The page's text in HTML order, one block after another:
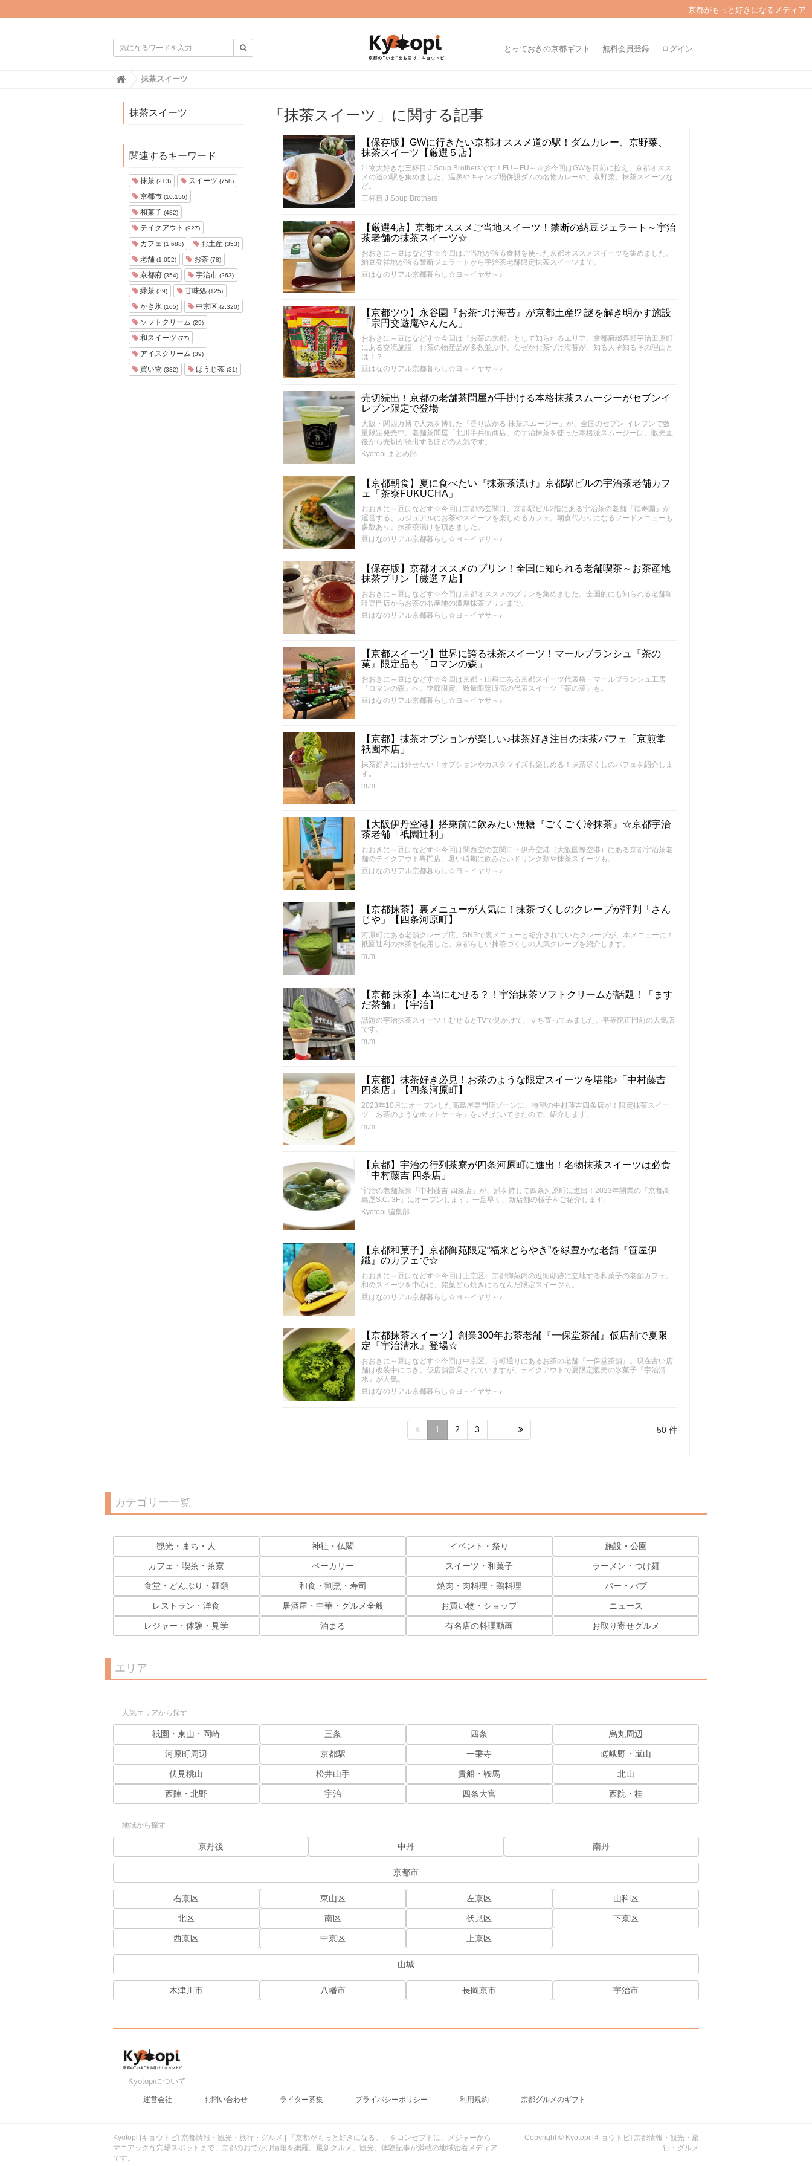
京都がもっと好きになるメディア
とっておきの京都ギフト 無料会員登録 ログイン
H
抹茶スイーツ
抹茶スイーツ
関連するキーワード
抹茶 (213) スイーツ (758)
京都市 (10,156)
和菓子 (482)
テイクアウト (927)
カフェ (1,688) お土産 (353)
老舗 (1,052) お茶 (78)
京都府 (354) 宇治市 (263)
緑茶 (39) 甘味処 (125)
かき氷 (105) 中京区 (2,320)
ソフトクリーム (29)
和スイーツ (77)
アイスクリーム (39)
買い物 (332) ほうじ茶 (31)
「抹茶スイーツ」に関する記事
【保存版】GWに行きたい京都オススメ道の駅！ダムカレー、京野菜、
抹茶スイーツ【厳選５店】
汁物大好きな三杯目 J Soup Brothersです！FU～FU～☆彡今回はGWを目前に控え、京都オスス
メの道の駅を集めました。温泉やキャンプ場併設ダムの名物カレーや、京野菜、抹茶スイーツな
ど。
三杯目 J Soup Brothers
【厳選4店】京都オススメご当地スイーツ！禁断の納豆ジェラート～宇治
茶老舗の抹茶スイーツ☆
おおきに～豆はなどす☆今回はご当地が誇る食材を使った京都オススメスイーツを集めました。
納豆発祥地が誇る禁断ジェラートから宇治茶老舗限定抹茶スイーツまで。
豆はなのリアル京都暮らし☆ヨ～イヤサ～♪
【京都ツウ】永谷園『お茶づけ海苔』が京都土産!? 謎を解き明かす施設
「宗円交遊庵やんたん」
おおきに～豆はなどす☆今回は『お茶の京都』として知られるエリア、京都府綴喜郡宇治田原町
にある交流施設。お茶の物産品が多数並ぶ中、なぜかお茶づけ海苔が。知る人ぞ知るその理由と
は！？
豆はなのリアル京都暮らし☆ヨ～イヤサ～♪
売切続出！京都の老舗茶問屋が手掛ける本格抹茶スムージーがセブンイ
レブン限定で登場
大阪・関西万博で人気を博した『香り広がる 抹茶スムージー』が、全国のセブン‐イレブンで数
量限定発売中。老舗茶問屋「北川半兵衞商店」の宇治抹茶を使った本格派スムージーは、販売直
後から売切が続出するほどの人気です。
Kyotopi まとめ部
【京都朝食】夏に食べたい『抹茶茶漬け』京都駅ビルの宇治茶老舗カフ
ェ「茶寮FUKUCHA」
おおきに～豆はなどす☆今回は京都の玄関口、京都駅ビル2階にある宇治茶の老舗『福寿園』が
運営する、カジュアルにお茶やスイーツを楽しめるカフェ。朝食代わりになるフードメニューも
多数あり、抹茶茶漬けを頂きました。
豆はなのリアル京都暮らし☆ヨ～イヤサ～♪
【保存版】京都オススメのプリン！全国に知られる老舗喫茶～お茶産地
抹茶プリン【厳選７店】
おおきに～豆はなどす☆今回は京都オススメのプリンを集めました。全国的にも知られる老舗珈
琲専門店からお茶の名産地の濃厚抹茶プリンまで。
豆はなのリアル京都暮らし☆ヨ～イヤサ～♪
【京都スイーツ】世界に誇る抹茶スイーツ！マールブランシュ『茶の
菓』限定品も「ロマンの森」
おおきに～豆はなどす☆今回は京都・山科にある京都スイーツ代表格・マールブランシュ工房
『ロマンの森』へ。季節限定、数量限定販売の代表スイーツ『茶の菓』も。
豆はなのリアル京都暮らし☆ヨ～イヤサ～♪
【京都】抹茶オプションが楽しい♪抹茶好き注目の抹茶パフェ「京煎堂
祇園本店」
抹茶好きには外せない！オプションやカスタマイズも楽しめる！抹茶尽くしのパフェを紹介しま
す。
m.m
【大阪伊丹空港】搭乗前に飲みたい無糖『ごくごく冷抹茶』☆京都宇治
茶老舗「祇園辻利」
おおきに～豆はなどす☆今回は関西空の玄関口・伊丹空港（大阪国際空港）にある京都宇治茶老
舗のテイクアウト専門店。暑い時期に飲みたいドリンク類や抹茶スイーツも。
豆はなのリアル京都暮らし☆ヨ～イヤサ～♪
【京都抹茶】裏メニューが人気に！抹茶づくしのクレープが評判「さん
じや」【四条河原町】
河原町にある老舗クレープ店。SNSで裏メニューと紹介されていたクレープが、本メニューに！
祇園辻利の抹茶を使用した、京都らしい抹茶づくしの人気クレープを紹介します。
m.m
【京都 抹茶】本当にむせる？！宇治抹茶ソフトクリームが話題！「ます
だ茶舗」【宇治】
話題の宇治抹茶スイーツ！むせるとTVで見かけて、立ち寄ってみました。平等院正門前の人気店
です。
m.m
【京都】抹茶好き必見！お茶のような限定スイーツを堪能♪「中村藤吉
四条店」【四条河原町】
2023年10月にオープンした高島屋専門店ゾーンに、待望の中村藤吉四条店が！限定抹茶スイー
ツ「お茶のようなホットケーキ」をいただいてきたので、紹介します。
m.m
【京都】宇治の行列茶寮が四条河原町に進出！名物抹茶スイーツは必食
「中村藤吉 四条店」
宇治の老舗茶寮「中村藤吉 四条店」が、満を持して四条河原町に進出！2023年開業の「京都高
島屋S.C. 3F」にオープンします。一足早く、新店舗の様子をご紹介します。
Kyotopi 編集部
【京都和菓子】京都御苑限定“福来どらやき”を緑豊かな老舗『笹屋伊
織』のカフェで☆
おおきに～豆はなどす☆今回は上京区、京都御苑内の近衛邸跡に立地する和菓子の老舗カフェ。
和のスイーツを中心に、銘菓どら焼きにちなんだ限定スイーツも。
豆はなのリアル京都暮らし☆ヨ～イヤサ～♪
【京都抹茶スイーツ】創業300年お茶老舗『一保堂茶舗』仮店舗で夏限
定『宇治清水』登場☆
おおきに～豆はなどす☆今回は中京区、寺町通りにあるお茶の老舗『一保堂茶舗』。現在古い店
舗は改装中につき、仮店舗営業されていますが、テイクアウトで夏限定販売の氷菓子『宇治清
水』が人気。
豆はなのリアル京都暮らし☆ヨ～イヤサ～♪
50 件
1 2 3
カテゴリー一覧
観光・まち・人 神社・仏閣 イベント・祭り 施設・公園
カフェ・喫茶・茶寮 ベーカリー スイーツ・和菓子 ラーメン・つけ麺
食堂・どんぶり・麺類 和食・割烹・寿司 焼肉・肉料理・鶏料理 バー・パブ
レストラン・洋食 居酒屋・中華・グルメ全般 お買い物・ショップ ニュース
レジャー・体験・見学 泊まる 有名店の料理動画 お取り寄せグルメ
エリア
人気エリアから探す
祇園・東山・岡崎 三条 四条 烏丸周辺
河原町周辺 京都駅 一乗寺 嵯峨野・嵐山
伏見桃山 松井山手 貴船・鞍馬 北山
西陣・北野 宇治 四条大宮 西院・桂
地域から探す
京丹後 中丹 南丹
京都市
右京区 東山区 左京区 山科区
北区 南区 伏見区 下京区
西京区 中京区 上京区
山城
木津川市 八幡市 長岡京市 宇治市
Kyotopiについて
運営会社 お問い合わせ ライター募集 プライバシーポリシー 利用規約 京都グルメのギフト
Kyotopi [キョウトピ] 京都情報・観光・旅行・グルメ | 「京都がもっと好きになる。」をコンセプトに、メジャーから
マニアックな穴場スポットまで、京都のおでかけ情報を網羅。最新グルメ、観光、体験記事が満載の地域密着メディア
です。
Copyright © Kyotopi [キョウトピ] 京都情報・観光・旅
行・グルメ